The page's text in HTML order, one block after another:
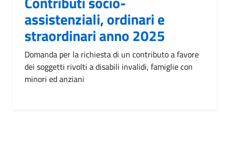
assistenziali, ordinari e
straordinari anno 2025
Domanda per la richiesta di un contributo a favore
dei soggetti rivolti a disabili invalidi, famiglie con
minori ed anziani